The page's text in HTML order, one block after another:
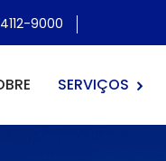
9000
SERVIÇOS